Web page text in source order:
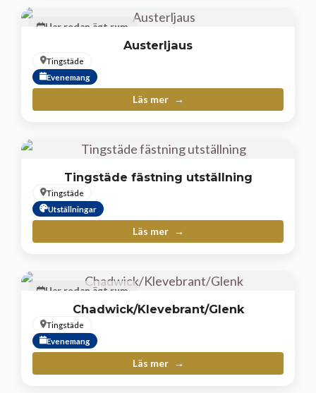
Har redan ägt rum
Austerljaus
Tingstäde
Evenemang
Läs mer
Tingstäde fästning utställning
Tingstäde
Utställningar
Läs mer
Har redan ägt rum
Chadwick/Klevebrant/Glenk
Tingstäde
Evenemang
Läs mer